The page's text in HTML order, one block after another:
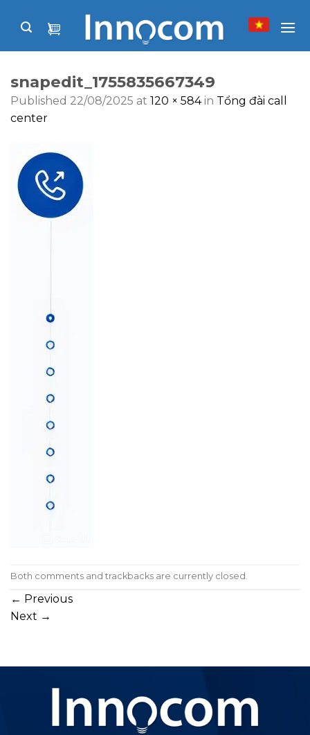
snapedit_1755835667349
Published 22/08/2025 at 120 × 584in Tổng đài call
center
Both comments and trackbacks are currently closed.
← Previous
Next →